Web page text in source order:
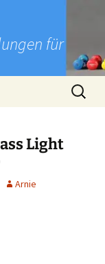
für
Suchen
nach:
Light
Arnie